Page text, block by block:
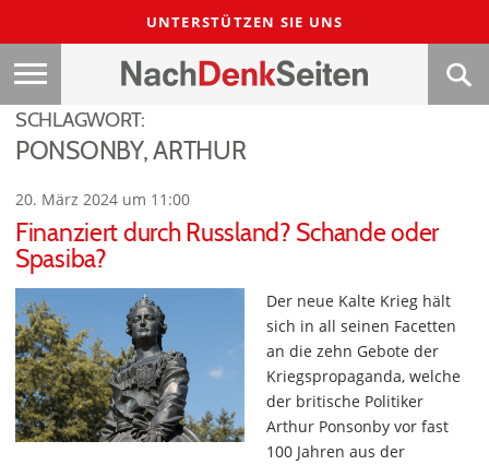
UNTERSTÜTZEN SIE UNS
SCHLAGWORT:
PONSONBY, ARTHUR
20. März 2024 um 11:00
Finanziert durch Russland? Schande oder
Spasiba?
Der neue Kalte Krieg hält
sich in all seinen Facetten
an die zehn Gebote der
Kriegspropaganda, welche
der britische Politiker
Arthur Ponsonby vor fast
100 Jahren aus der